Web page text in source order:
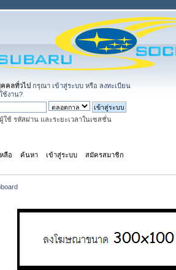
คลทั่วไป กรุณา เข้าสู่ระบบ หรือ ลงทะเบียน
ช้งาน?
ใช้ รหัสผ่าน และระยะเวลาในเซสชั่น
ลือ ค้นหา เข้าสู่ระบบ สมัครสมาชิก